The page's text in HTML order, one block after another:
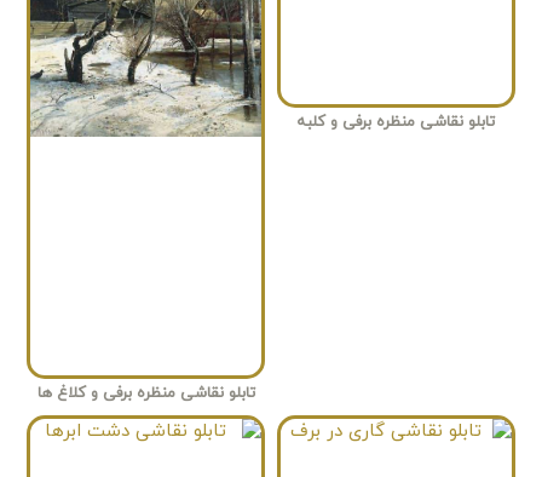
تابلو نقاشی منظره برفی و کلبه
تابلو نقاشی منظره برفی و کلاغ ها